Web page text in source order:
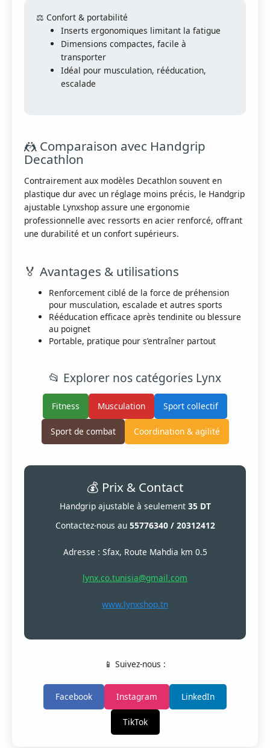
⚖️ Confort & portabilité
Inserts ergonomiques limitant la fatigue
Dimensions compactes, facile à
transporter
Idéal pour musculation, rééducation,
escalade
🤼 Comparaison avec Handgrip
Decathlon
Contrairement aux modèles Decathlon souvent en
plastique dur avec un réglage moins précis, le Handgrip
ajustable Lynxshop assure une ergonomie
professionnelle avec ressorts en acier renforcé, offrant
une durabilité et un confort supérieurs.
🏅 Avantages & utilisations
Renforcement ciblé de la force de préhension
pour musculation, escalade et autres sports
Rééducation efficace après tendinite ou blessure
au poignet
Portable, pratique pour s’entraîner partout
📂 Explorer nos catégories Lynx
Fitness Musculation Sport collectif
Sport de combat Coordination & agilité
💰 Prix & Contact
Handgrip ajustable à seulement 35 DT
Contactez-nous au 55776340 / 20312412
Adresse : Sfax, Route Mahdia km 0.5
lynx.co.tunisia@gmail.com
www.lynxshop.tn
📱 Suivez-nous :
Facebook Instagram LinkedIn
TikTok